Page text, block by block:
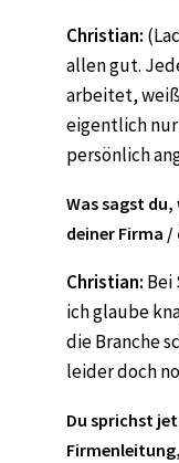
Christian:
allen gut.
arbeitet, weiß
eigentlich nur
persönlich
Was sagst
deiner Firma /
Christian: Bei
ich glaube
die Branche
leider doch
Du sprichst